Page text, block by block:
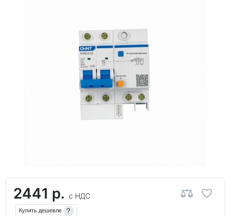
2441 р. с НДС
Купить дешевле ?